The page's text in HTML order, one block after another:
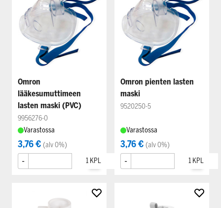
Omron
lääkesumuttimeen
lasten maski (PVC)
9956276-0
Varastossa
3,76 € (alv 0%)
-
Omron pienten lasten
maski
9520250-5
Varastossa
3,76 € (alv 0%)
-